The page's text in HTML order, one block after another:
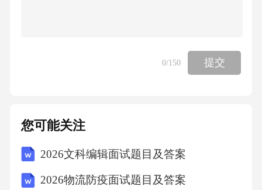
力导致本协议无法履行，且双方均无过错。
九、通知与送达1.双方之间的通知或其他通讯应
寄送达：通过挂号信、特快专递等方式将通知
寄送至对方在本协议中注明的地址。电子送
达：通过电子邮件、短信等方式将通知发送至
0/150 提交
您可能关注
2026文科编辑面试题目及答案
2026物流防疫面试题目及答案